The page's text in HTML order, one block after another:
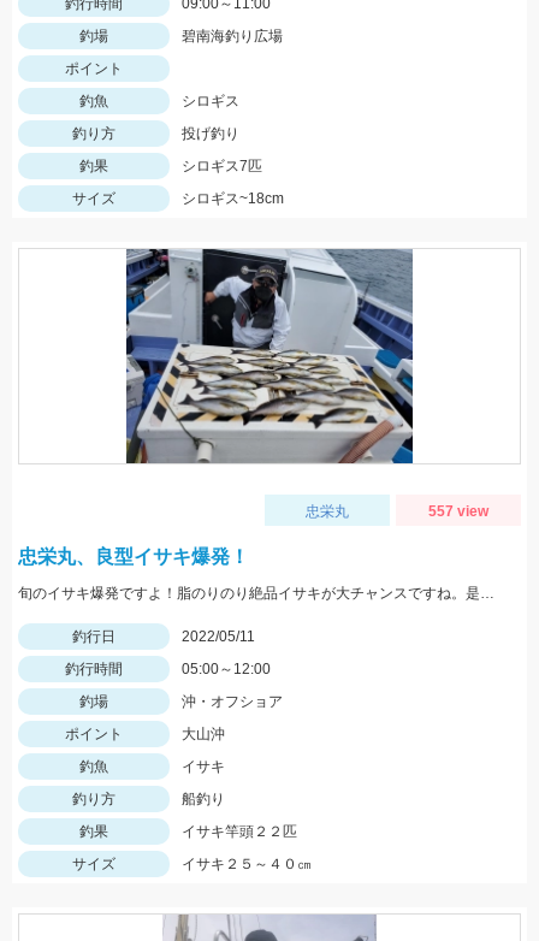
釣行時間
09:00～11:00
釣場
碧南海釣り広場
ポイント
釣魚
シロギス
釣り方
投げ釣り
釣果
シロギス7匹
サイズ
シロギス~18cm
忠栄丸 557 view
忠栄丸、良型イサキ爆発！
旬のイサキ爆発ですよ！脂のりのり絶品イサキが大チャンスですね。是非どうぞ！
釣行日
2022/05/11
釣行時間
05:00～12:00
釣場
沖・オフショア
ポイント
大山沖
釣魚
イサキ
釣り方
船釣り
釣果
イサキ竿頭２２匹
サイズ
イサキ２５～４０㎝